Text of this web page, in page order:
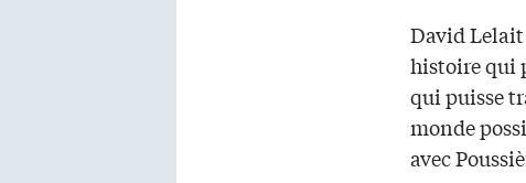
David Lelait
histoire qui
qui puisse
monde
avec